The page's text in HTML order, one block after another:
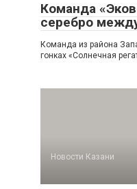
Команда
серебро
Команда из района
гонках «Солнечная
Новости Казани